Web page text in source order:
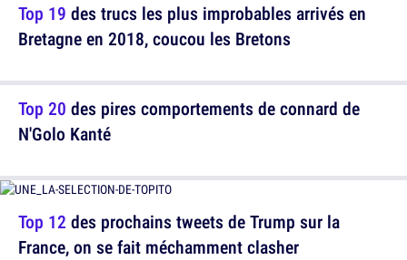
Top 20 des pires comportements de connard de
N'Golo Kanté
Top 19 des trucs les plus improbables arrivés en
Bretagne en 2018, coucou les Bretons
Top 12 des prochains tweets de Trump sur la
France, on se fait méchamment clasher